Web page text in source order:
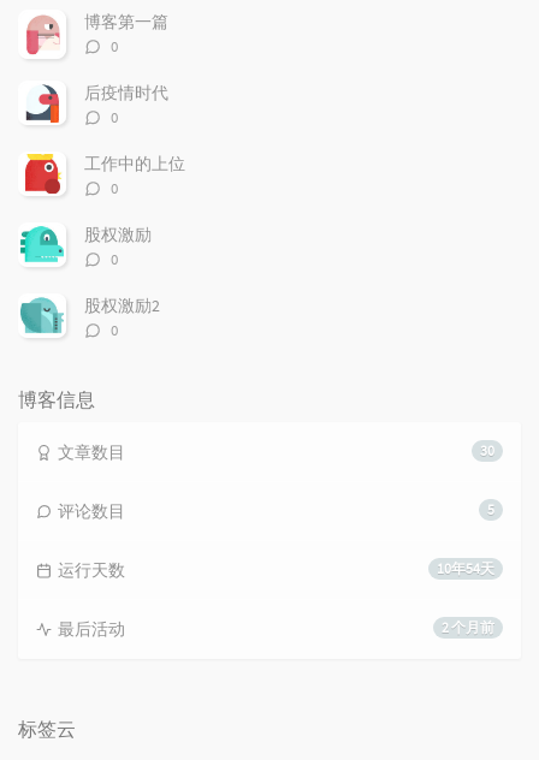
章
博客第一篇
评
数：
0
后疫情时代
评
数：
0
工作中的上位
评
数：
0
股权激励
评
数：
0
股权激励2
评
0
博客信息
30
文章数目
5
评论数目
10年54天
运行天数
2 个月前
最后活动
标签云